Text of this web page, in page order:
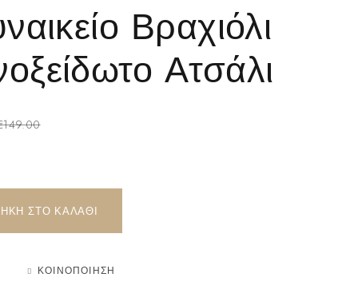
Βραχιόλι
Ατσάλι
149.00
ΣΤΟ ΚΑΛΆΘΙ
ΚΟΙΝΟΠΟΊΗΣΗ